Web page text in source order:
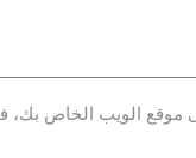
الويب الخاص بك،